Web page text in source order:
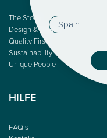
The Story
Design & Color
Quality First
Sustainability
Unique People
HILFE
FAQ’s